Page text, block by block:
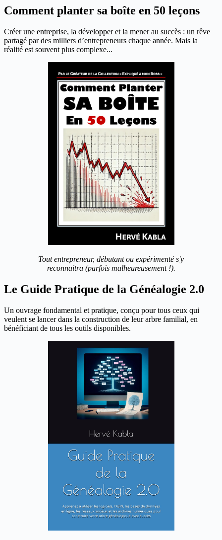
Comment planter sa boîte en 50 leçons
Créer une entreprise, la développer et la mener au succès : un rêve
partagé par des milliers d’entrepreneurs chaque année. Mais la
réalité est souvent plus complexe...
Tout entrepreneur, débutant ou expérimenté s'y
reconnaitra (parfois malheureusement !).
Le Guide Pratique de la Généalogie 2.0
Un ouvrage fondamental et pratique, conçu pour tous ceux qui
veulent se lancer dans la construction de leur arbre familial, en
bénéficiant de tous les outils disponibles.